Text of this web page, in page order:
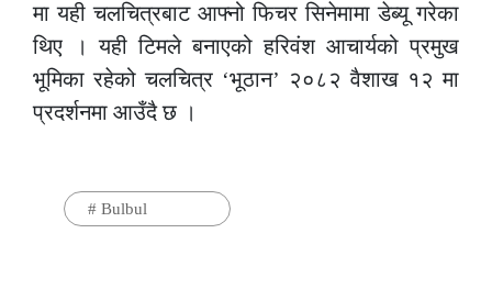
मा यही चलचित्रबाट आफ्नो फिचर सिनेमामा डेब्यू गरेका
थिए । यही टिमले बनाएको हरिवंश आचार्यको प्रमुख
भूमिका रहेको चलचित्र ‘भूठान’ २०८२ वैशाख १२ मा
प्रदर्शनमा आउँदै छ ।
# Bulbul